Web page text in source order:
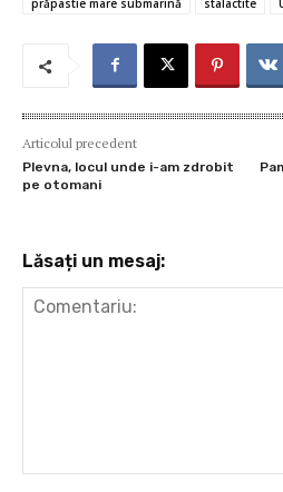
o r t A
p
p
prăpastie mare submarină
stalactite
Articolul precedent
Plevna, locul unde i-am zdrobit
pe otomani
Lăsați un mesaj: